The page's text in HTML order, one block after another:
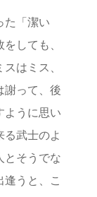
た「潔い
しても、
はミス、
謝って、後
ように思い
る武士のよ
とそうでな
うと、こ